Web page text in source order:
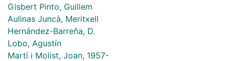
Gisbert Pinto, Guillem
Aulinas Juncà, Meritxell
Hernández-Barreña, D.
Lobo, Agustín
Martí i Molist, Joan, 1957-